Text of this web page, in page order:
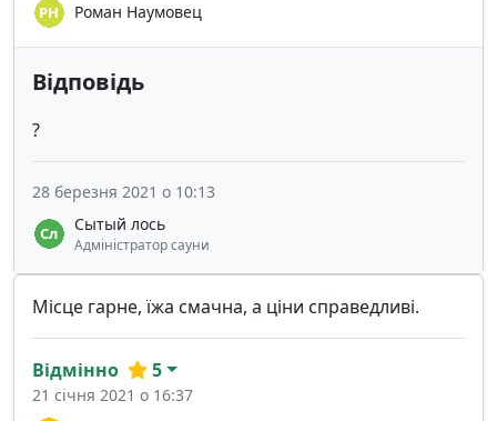
Роман Наумовец
Відповідь
?
Сытый лось
Адміністратор сауни
28 березня 2021 о 10:13
Місце гарне, їжа смачна, а ціни справедливі.
Відмінно 5
21 січня 2021 о 16:37